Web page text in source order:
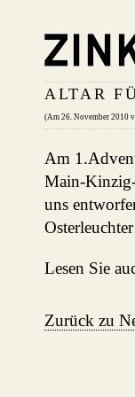
ALTAR
(Am 26. November 2010
Am
Main-
uns
Lesen Sie
Zurück zu